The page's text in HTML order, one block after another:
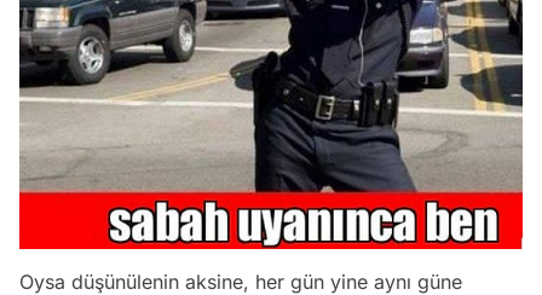
Oysa düşünülenin aksine, her gün yine aynı güne